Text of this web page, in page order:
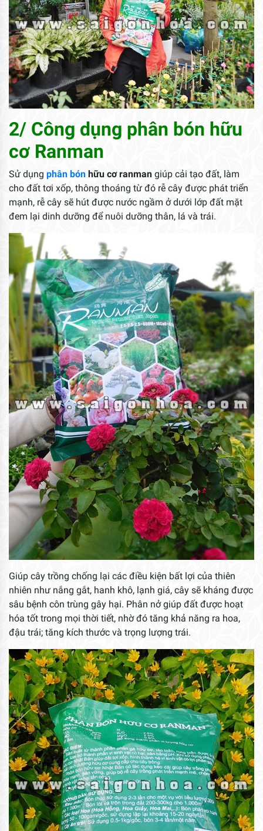
2/ Công dụng phân bón hữu
cơ Ranman
Sử dụng phân bón hữu cơ ranman giúp cải tạo đất, làm
cho đất tơi xốp, thông thoáng từ đó rễ cây được phát triển
mạnh, rễ cây sẽ hút được nước ngầm ở dưới lớp đất mặt
đem lại dinh dưỡng để nuôi dưỡng thân, lá và trái.
Giúp cây trồng chống lại các điều kiện bất lợi của thiên
nhiên như nắng gắt, hanh khô, lạnh giá, cây sẽ kháng được
sâu bệnh côn trùng gây hại. Phân nở giúp đất được hoạt
hóa tốt trong mọi thời tiết, nhờ đó tăng khả năng ra hoa,
đậu trái; tăng kích thước và trọng lượng trái.